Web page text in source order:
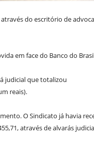
do escritório de
em face do Banco do
judicial que totalizou
reais).
O Sindicato já havia
através de alvarás